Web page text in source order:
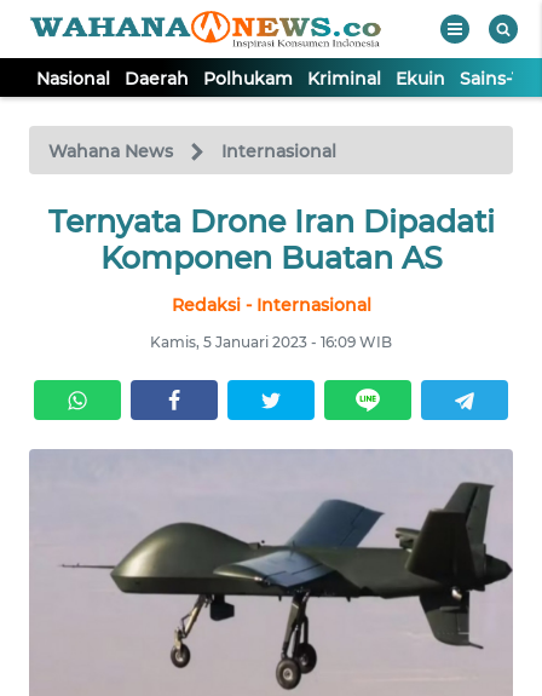
Nasional Daerah Polhukam Kriminal Ekuin Sains-
Wahana News Internasional
Ternyata Drone Iran Dipadati
Komponen Buatan AS
Redaksi - Internasional
Kamis, 5 Januari 2023 - 16:09 WIB
TV
Tutup
NASIONAL
KRIMINAL
SAINS-TEKNO